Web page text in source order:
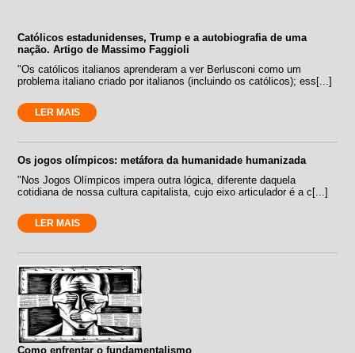
Católicos estadunidenses, Trump e a autobiografia de uma
nação. Artigo de Massimo Faggioli
"Os católicos italianos aprenderam a ver Berlusconi como um
problema italiano criado por italianos (incluindo os católicos); ess[...]
LER MAIS
Os jogos olímpicos: metáfora da humanidade humanizada
"Nos Jogos Olímpicos impera outra lógica, diferente daquela
cotidiana de nossa cultura capitalista, cujo eixo articulador é a c[...]
LER MAIS
Como enfrentar o fundamentalismo